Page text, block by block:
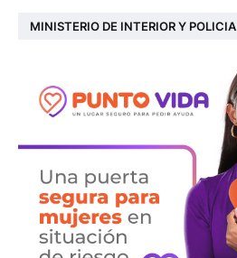
MINISTERIO DE INTERIOR Y POLICIA